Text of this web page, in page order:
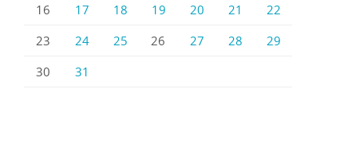
16
17 18 19 20 21
22
23
24 25 26 27 28
29
30
31